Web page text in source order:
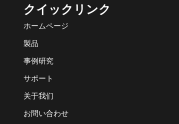
クイックリンク
ホームページ
製品
事例研究
サポート
关于我们
お問い合わせ